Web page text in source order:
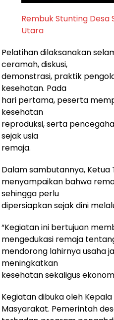
Rembuk Stunting Desa
Utara
Pelatihan dilaksanakan
ceramah, diskusi,
demonstrasi, praktik
kesehatan. Pada
hari pertama, peserta
kesehatan
reproduksi, serta
sejak usia
remaja.
Dalam sambutannya, Ketua
menyampaikan bahwa
sehingga perlu
dipersiapkan sejak dini
“Kegiatan ini bertujuan
mengedukasi remaja
mendorong lahirnya usaha
meningkatkan
kesehatan sekaligus
Kegiatan dibuka oleh
Masyarakat. Pemerintah